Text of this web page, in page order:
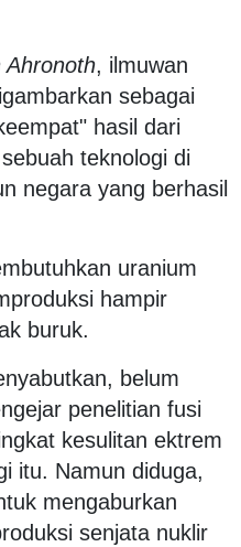
Ahronoth, ilmuwan
sebagai
hasil dari
teknologi di
negara yang berhasil
uranium
hampir
buruk.
belum
penelitian fusi
kesulitan ektrem
itu. Namun diduga,
mengaburkan
senjata nuklir